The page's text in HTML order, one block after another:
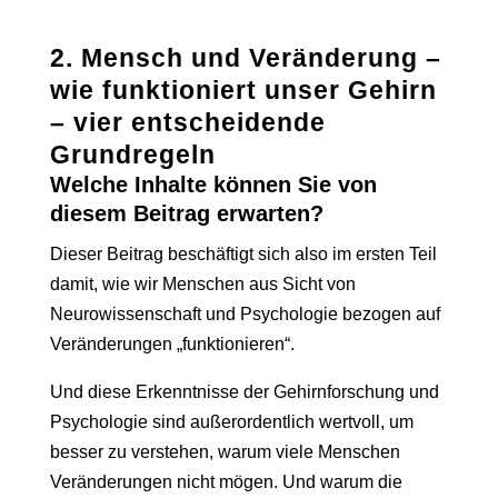
2. Mensch und Veränderung –
wie funktioniert unser Gehirn
– vier entscheidende
Grundregeln
Welche Inhalte können Sie von
diesem Beitrag erwarten?
Dieser Beitrag beschäftigt sich also im ersten Teil
damit, wie wir Menschen aus Sicht von
Neurowissenschaft und Psychologie bezogen auf
Veränderungen „funktionieren“.
Und diese Erkenntnisse der Gehirnforschung und
Psychologie sind außerordentlich wertvoll, um
besser zu verstehen, warum viele Menschen
Veränderungen nicht mögen. Und warum die